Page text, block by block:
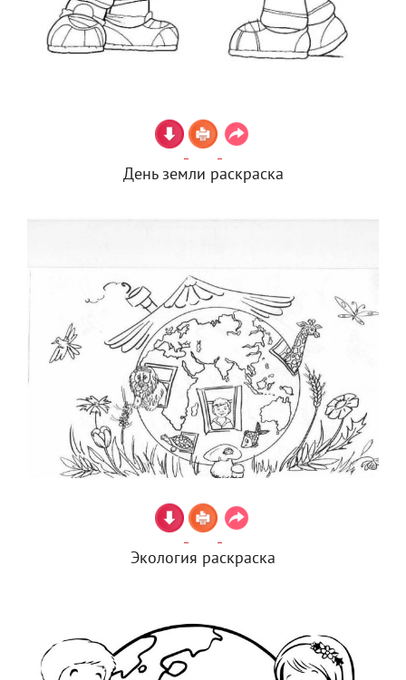
День земли раскраска
Экология раскраска